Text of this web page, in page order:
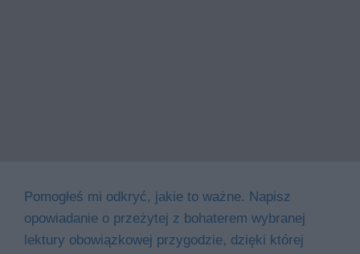
Pomogłeś mi odkryć, jakie to ważne. Napisz
opowiadanie o przeżytej z bohaterem wybranej
lektury obowiązkowej przygodzie, dzięki której